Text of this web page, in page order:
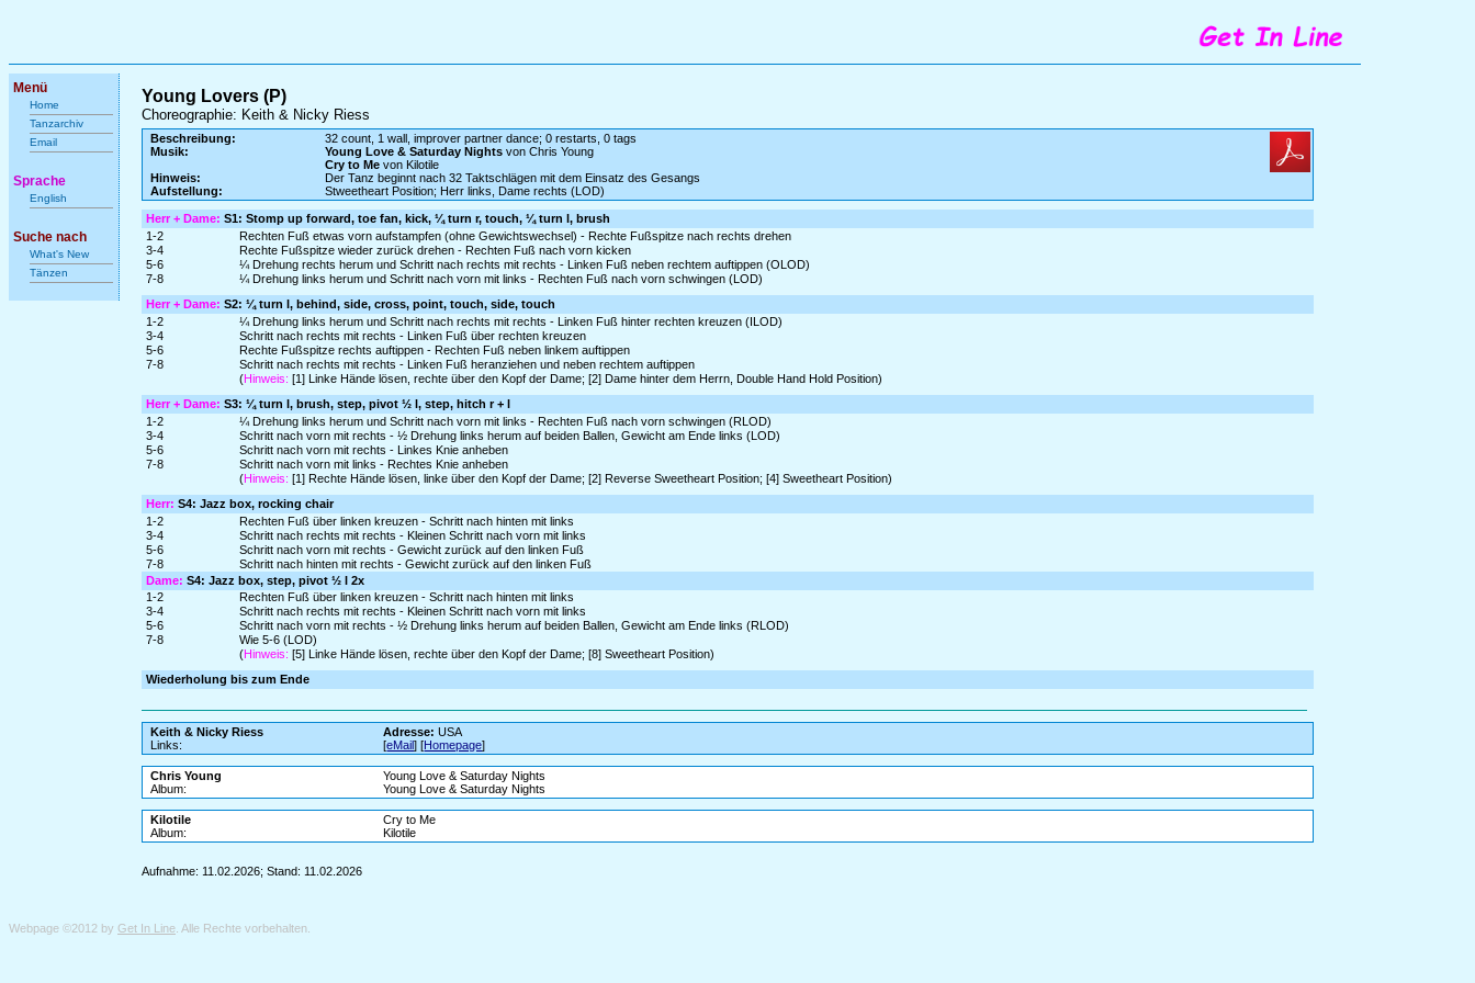
Menü
Home
Tanzarchiv
Email
Sprache
English
Suche nach
What's New
Tänzen
Young Lovers (P)
Choreographie: Keith & Nicky Riess
Beschreibung:
32 count, 1 wall, improver partner dance; 0 restarts, 0 tags
Musik:
Young Love & Saturday Nights von Chris Young
Cry to Me von Kilotile
Hinweis:
Der Tanz beginnt nach 32 Taktschlägen mit dem Einsatz des Gesangs
Aufstellung:
Stweetheart Position; Herr links, Dame rechts (LOD)
Herr + Dame: S1: Stomp up forward, toe fan, kick, ¼ turn r, touch, ¼ turn l, brush
1-2
Rechten Fuß etwas vorn aufstampfen (ohne Gewichtswechsel) - Rechte Fußspitze nach rechts drehen
3-4
Rechte Fußspitze wieder zurück drehen - Rechten Fuß nach vorn kicken
5-6
¼ Drehung rechts herum und Schritt nach rechts mit rechts - Linken Fuß neben rechtem auftippen (OLOD)
7-8
¼ Drehung links herum und Schritt nach vorn mit links - Rechten Fuß nach vorn schwingen (LOD)
Herr + Dame: S2: ¼ turn l, behind, side, cross, point, touch, side, touch
1-2
¼ Drehung links herum und Schritt nach rechts mit rechts - Linken Fuß hinter rechten kreuzen (ILOD)
3-4
Schritt nach rechts mit rechts - Linken Fuß über rechten kreuzen
5-6
Rechte Fußspitze rechts auftippen - Rechten Fuß neben linkem auftippen
7-8
Schritt nach rechts mit rechts - Linken Fuß heranziehen und neben rechtem auftippen
(Hinweis: [1] Linke Hände lösen, rechte über den Kopf der Dame; [2] Dame hinter dem Herrn, Double Hand Hold Position)
Herr + Dame: S3: ¼ turn l, brush, step, pivot ½ l, step, hitch r + l
1-2
¼ Drehung links herum und Schritt nach vorn mit links - Rechten Fuß nach vorn schwingen (RLOD)
3-4
Schritt nach vorn mit rechts - ½ Drehung links herum auf beiden Ballen, Gewicht am Ende links (LOD)
5-6
Schritt nach vorn mit rechts - Linkes Knie anheben
7-8
Schritt nach vorn mit links - Rechtes Knie anheben
(Hinweis: [1] Rechte Hände lösen, linke über den Kopf der Dame; [2] Reverse Sweetheart Position; [4] Sweetheart Position)
Herr: S4: Jazz box, rocking chair
1-2
Rechten Fuß über linken kreuzen - Schritt nach hinten mit links
3-4
Schritt nach rechts mit rechts - Kleinen Schritt nach vorn mit links
5-6
Schritt nach vorn mit rechts - Gewicht zurück auf den linken Fuß
7-8
Schritt nach hinten mit rechts - Gewicht zurück auf den linken Fuß
Dame: S4: Jazz box, step, pivot ½ l 2x
1-2
Rechten Fuß über linken kreuzen - Schritt nach hinten mit links
3-4
Schritt nach rechts mit rechts - Kleinen Schritt nach vorn mit links
5-6
Schritt nach vorn mit rechts - ½ Drehung links herum auf beiden Ballen, Gewicht am Ende links (RLOD)
7-8
Wie 5-6 (LOD)
(Hinweis: [5] Linke Hände lösen, rechte über den Kopf der Dame; [8] Sweetheart Position)
Wiederholung bis zum Ende
Keith & Nicky Riess Adresse: USA
Links:
[eMail] [Homepage]
Chris Young
Young Love & Saturday Nights
Album:
Young Love & Saturday Nights
Kilotile
Cry to Me
Album:
Kilotile
Aufnahme: 11.02.2026; Stand: 11.02.2026
Webpage ©2012 by Get In Line . Alle Rechte vorbehalten.